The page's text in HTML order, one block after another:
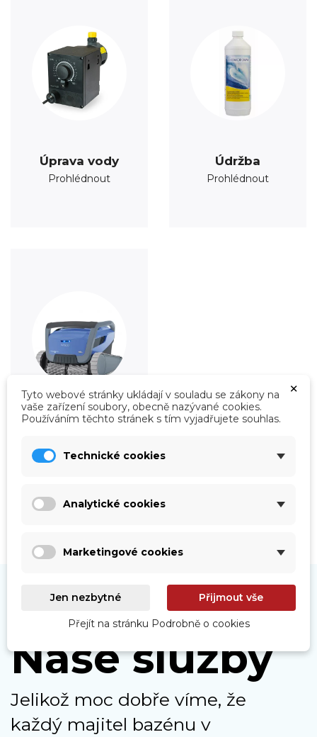
Úprava vody
Prohlédnout
Údržba
Prohlédnout
Roboty
Naše služby
Jelikož moc dobře víme, že
každý majitel bazénu v
×
Tyto webové stránky ukládají v souladu se zákony na
vaše zařízení soubory, obecně nazývané cookies.
Používáním těchto stránek s tím vyjadřujete souhlas.
Technické cookies
Analytické cookies
Marketingové cookies
Jen nezbytné Přijmout vše
Přejít na stránku Podrobně o cookies